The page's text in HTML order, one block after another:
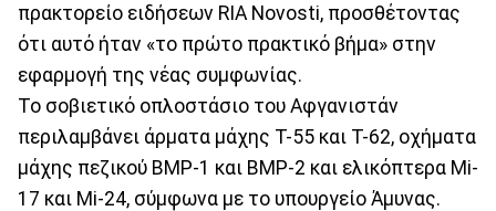
πρακτορείο ειδήσεων RIA Novosti, προσθέτοντας
ότι αυτό ήταν «το πρώτο πρακτικό βήμα» στην
εφαρμογή της νέας συμφωνίας.
Το σοβιετικό οπλοστάσιο του Αφγανιστάν
περιλαμβάνει άρματα μάχης T-55 και T-62, οχήματα
μάχης πεζικού BMP-1 και BMP-2 και ελικόπτερα Mi-
17 και Mi-24, σύμφωνα με το υπουργείο Άμυνας.